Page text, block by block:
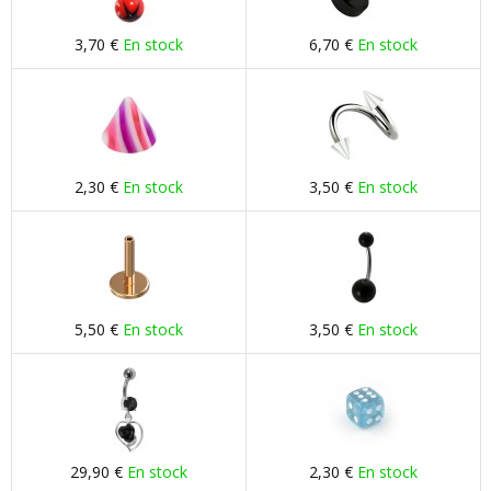
3,70 € En stock 6,70 € En stock
2,30 € En stock 3,50 € En stock
5,50 € En stock 3,50 € En stock
29,90 € En stock 2,30 € En stock